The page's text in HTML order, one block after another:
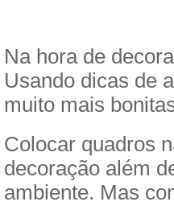
Na hora de
Usando dicas de
muito mais
Colocar quadros
decoração além
ambiente. Mas